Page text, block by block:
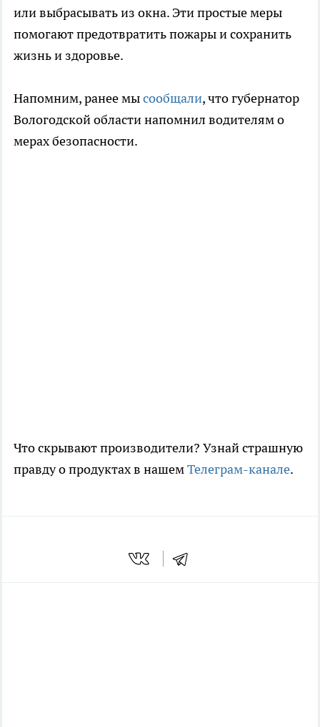
или выбрасывать из окна. Эти простые меры
помогают предотвратить пожары и сохранить
жизнь и здоровье.
Напомним, ранее мысообщали, что губернатор
Вологодской области напомнил водителям о
мерах безопасности.
Что скрывают производители? Узнай страшную
правду о продуктах в нашемТелеграм-канале.